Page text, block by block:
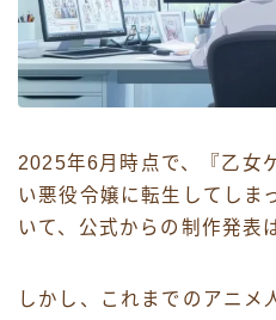
2025年6月時点で、『乙女
い悪役令嬢に転生してしま
いて、公式からの制作発表
しかし、これまでのアニメ